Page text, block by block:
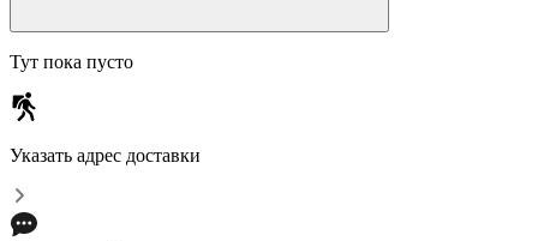
Тут пока пусто
Указать адрес доставки